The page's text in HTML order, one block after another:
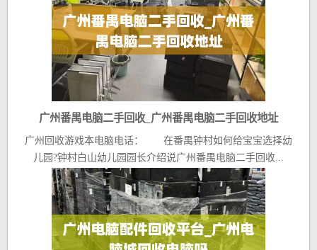
广州番禺电脑二手回收_广州番禺电脑二手回收地址
广州回收游戏本电脑电话： 在番禺钟村如何给宝宝选择幼
儿园?钟村白山幼儿园园长介绍说广州番禺电脑二手回收...